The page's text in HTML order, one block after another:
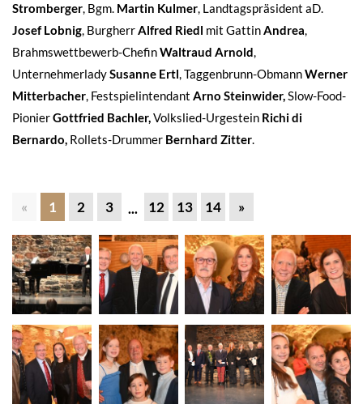
Stromberger, Bgm. Martin Kulmer, Landtagspräsident aD.
Josef Lobnig, BurgherrAlfred Riedl mit GattinAndrea,
Brahmswettbewerb-ChefinWaltraud Arnold,
UnternehmerladySusanne Ertl, Taggenbrunn-ObmannWerner
Mitterbacher, Festspielintendant Arno Steinwider,Slow-Food-
PionierGottfried Bachler,Volkslied-Urgestein Richi di
Bernardo, Rollets-Drummer Bernhard Zitter.
« 1 2 3 ... 12 13 14 »